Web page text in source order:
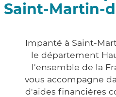
Saint-Martin-
Impanté à Saint-
le département
l'ensemble de la
vous accompagne
d'aides financières